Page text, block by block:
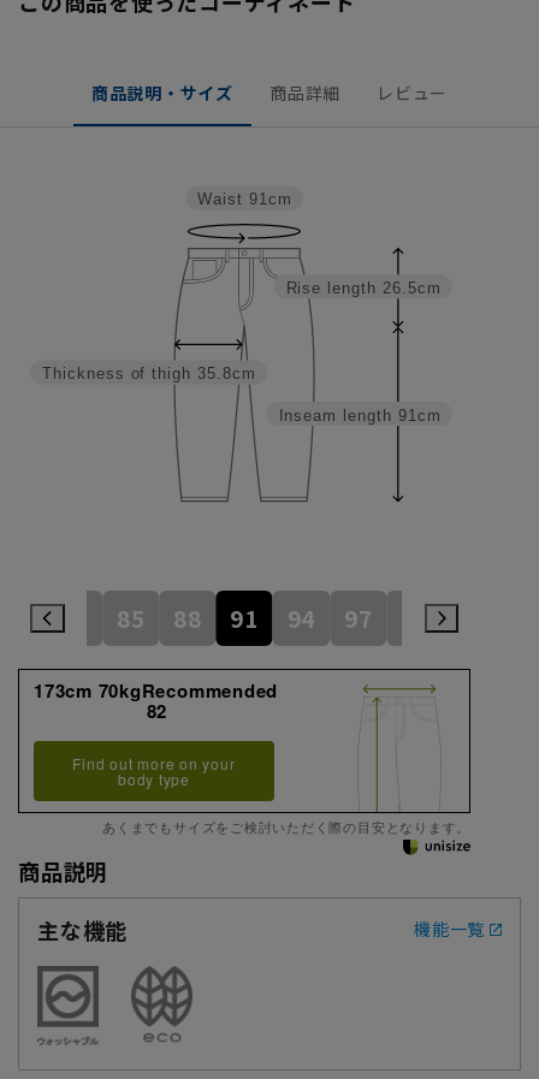
商品説明・サイズ 商品詳細 レビュー
Inseam length 91cm
Rise length 26.5cm
Thickness of thigh 35.8cm
Waist 91cm
82 85 88 91 94 97 100
173cm 70kgRecommended
82
Find out more on your
body type
あくまでもサイズをご検討いただく際の目安となります。
商品説明
主な機能
機能一覧